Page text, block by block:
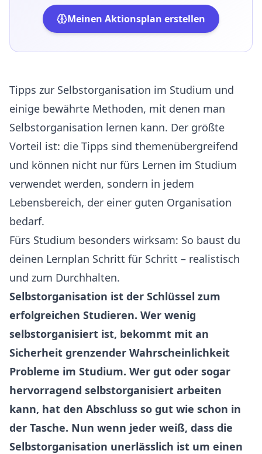
Meinen Aktionsplan erstellen
Tipps zur Selbstorganisation im Studium und
einige bewährte Methoden, mit denen man
Selbstorganisation lernen kann. Der größte
Vorteil ist: die Tipps sind themenübergreifend
und können nicht nur fürs Lernen im Studium
verwendet werden, sondern in jedem
Lebensbereich, der einer guten Organisation
bedarf.
Fürs Studium besonders wirksam: So baust du
deinen Lernplan Schritt für Schritt – realistisch
und zum Durchhalten.
Selbstorganisation ist der Schlüssel zum
erfolgreichen Studieren. Wer wenig
selbstorganisiert ist, bekommt mit an
Sicherheit grenzender Wahrscheinlichkeit
Probleme im Studium. Wer gut oder sogar
hervorragend selbstorganisiert arbeiten
kann, hat den Abschluss so gut wie schon in
der Tasche. Nun wenn jeder weiß, dass die
Selbstorganisation unerlässlich ist um einen